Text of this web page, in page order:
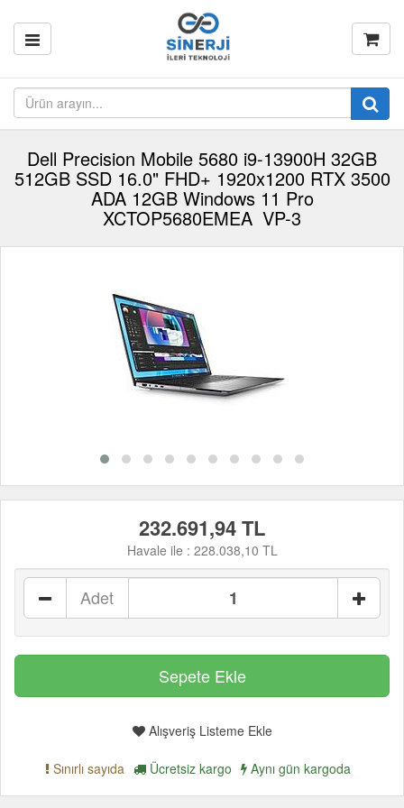
Dell Precision Mobile 5680 i9-13900H 32GB
512GB SSD 16.0" FHD+ 1920x1200 RTX 3500
ADA 12GB Windows 11 Pro
XCTOP5680EMEA_VP-3
232.691,94 TL
Havale ile : 228.038,10 TL
Adet
Alışveriş Listeme Ekle
Sınırlı sayıda Ücretsiz kargo Aynı gün kargoda